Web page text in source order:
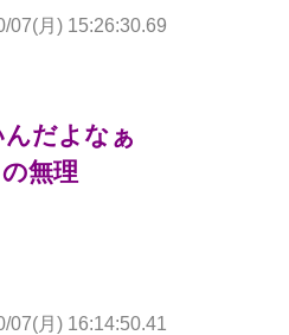
07(月) 15:26:30.69
だよなぁ
無理
07(月) 16:14:50.41